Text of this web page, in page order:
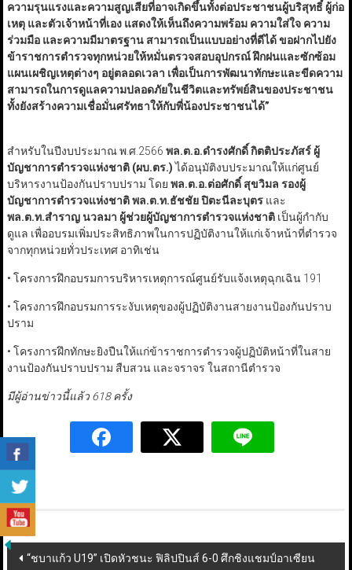
ความรุนแรงและความสูญเสียที่อาจเกิดขึ้นทั้งต่อประชาชนผู้บริสุทธิ์ ผู้ก่อ
เหตุ และตัวเจ้าหน้าที่เอง แสดงให้เห็นถึงความพร้อม ความใส่ใจ ความ
ร่วมมือ และความมีมาตรฐาน สามารถเป็นแบบอย่างที่ดีได้ ขอฝากไปยัง
ข้าราชการตำรวจทุกหน่วยให้หมั่นตรวจสอบอุปกรณ์ ฝึกฝนและซักซ้อม
แผนเผชิญเหตุต่างๆ อยู่ตลอดเวลา เพื่อเป็นการพัฒนาทักษะและขีดความ
สามารถในการดูแลความปลอดภัยในชีวิตและทรัพย์สินของประชาชน
ทั้งยังสร้างความเชื่อมั่นศรัทธาให้กับพี่น้องประชาชนได้”
สำหรับในปีงบประมาณ พ.ศ.2566 พล.ต.อ.ดำรงศักดิ์ กิตติประภัสร์ ผู้
บัญชาการตำรวจแห่งชาติ (ผบ.ตร.)ได้อนุมัติงบประมาณให้แก่ศูนย์
บริหารงานป้องกันปราบปราม โดย พล.ต.อ.ต่อศักดิ์ สุขวิมล รองผู้
บัญชาการตำรวจแห่งชาติพล.ต.ท.ธัชชัย ปิตะนีละบุตรและ
พล.ต.ท.สำราญ นวลมา ผู้ช่วยผู้บัญชาการตำรวจแห่งชาติเป็นผู้กำกับ
ดูแล เพื่ออบรมเพิ่มประสิทธิภาพในการปฏิบัติงานให้แก่เจ้าหน้าที่ตำรวจ
จากทุกหน่วยทั่วประเทศ อาทิเช่น
• โครงการฝึกอบรมการบริหารเหตุการณ์ศูนย์รับแจ้งเหตุฉุกเฉิน 191
• โครงการฝึกอบรมการระงับเหตุของผู้ปฏิบัติงานสายงานป้องกันปราบ
ปราม
• โครงการฝึกทักษะยิงปืนให้แก่ข้าราชการตำรวจผู้ปฏิบัติหน้าที่ในสาย
งานป้องกันปราบปราม สืบสวน และจราจร ในสถานีตำรวจ
มีผู้อ่านข่าวนี้แล้ว 618 ครั้ง
Post
“ชบาแก้ว U19” เปิดหัวชนะ ฟิลิปปินส์ 6-0 ศึกชิงแชมป์อาเซียน